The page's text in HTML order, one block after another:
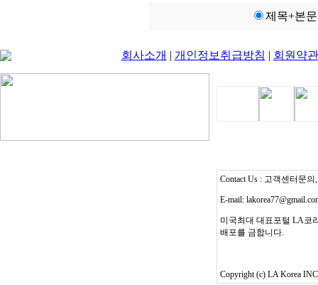
제목+본문
회사소개 | 개인정보취급방침 | 회원약관
Contact Us : 고객센터문의
E-mail:
미국최대 대표포털 LA코
배포를 금합니다.
Copyright (c) LA Korea